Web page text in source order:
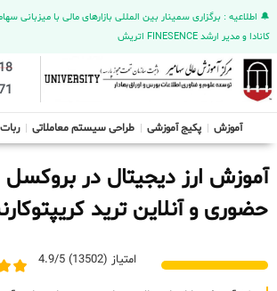
کانادا و مدیر ارشد FINESENCE اتریش
آموزش پکیج آموزشی طراحی سیستم معاملاتی ربات
آموزش ارز دیجیتال در بروکسل
حضوری و آنلاین ترید
امتیاز (13502) 4.9/5